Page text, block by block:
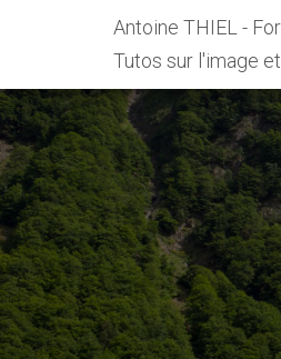
Antoine THIEL -
Tutos sur l'image